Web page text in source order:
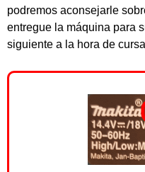
podremos aconsejarle
entregue la máquina para
siguiente a la hora de